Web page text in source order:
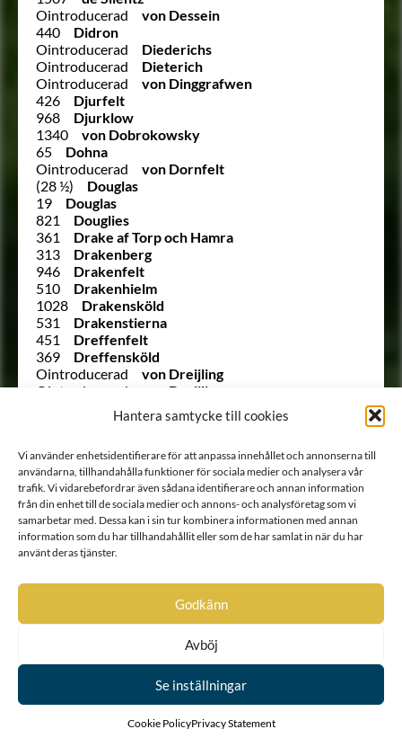
Hantera samtycke till cookies
Vi använder enhetsidentifierare för att anpassa innehållet och annonserna till
användarna, tillhandahålla funktioner för sociala medier och analysera vår
trafik. Vi vidarebefordrar även sådana identifierare och annan information
från din enhet till de sociala medier och annons- och analysföretag som vi
samarbetar med. Dessa kan i sin tur kombinera informationen med annan
information som du har tillhandahållit eller som de har samlat in när du har
använt deras tjänster.
Godkänn
Avböj
Se inställningar
Cookie PolicyPrivacy Statement
Ointroducerad
von Dessein
440
Didron
Ointroducerad
Diederichs
Ointroducerad
Dieterich
Ointroducerad
von Dinggrafwen
426
Djurfelt
968
Djurklow
1340
von Dobrokowsky
65
Dohna
Ointroducerad
von Dornfelt
(28 ½)
Douglas
19
Douglas
821
Douglies
361
Drake af Torp och Hamra
313
Drakenberg
946
Drakenfelt
510
Drakenhielm
1028
Drakensköld
531
Drakenstierna
451
Dreffenfelt
369
Dreffensköld
Ointroducerad
von Dreijling
Ointroducerad
von Dreijling
von Drenteln
Drommel
1557
Drufva
Ointroducerad
Dublar
Ointroducerad
von Duderberg
Ointroducerad
von Dunte
721
von Dunten
Ointroducerad
von Dunten
609
Duréel
544
Dusensköld
64
Duwall
von Düben
von Düben